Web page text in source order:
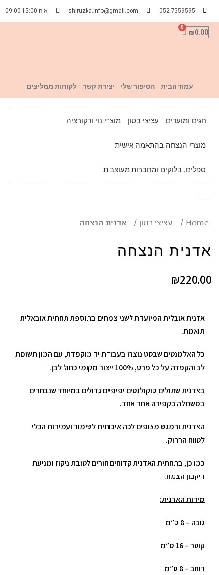
052-7559595
shiruzka.info@gmail.com א-ה 09:00-15:00
₪0.00
עמוד הבית הסיפור שלי יצירת קשר לקוחות ממליצים
חגים ומועדים עציצי בטון מוצרי נוי ודקורציה
מוצרי הנצחה בהתאמה אישית
ספלים, בלוקים ומחברות מעוצבות
Home עציצי בטון אדנית הנצחה
אדנית הנצחה
₪220.00
אדנית אובלית המיועדת לשני צמחים בתוספת תחתית אובאלית
תואמת.
כל האלמנטים שבסט נוצרו בעבודת יד מוקפדת, עם המון תשומת
לב והקפדה על כל פרט, 100% ייצור מקומי כחול לבן.
באדנית שתולים סוקולנטים יפיפיים גדולים במיוחד שנבחרים
במשתלה בקפידה אחד אחד.
האדנית והמגש מצופים לכה איכותית לשימור ועמידות הכלי
לטווח הרחוק.
כמו כן, בתחתית האדנית קדוחים חורים לטובת ניקוז ומניעת
ריקבון הצמח.
מידות האדנית:
גובה – 8 ס”מ
קוטר – 16 ס”מ
רוחב – 8 ס”מ